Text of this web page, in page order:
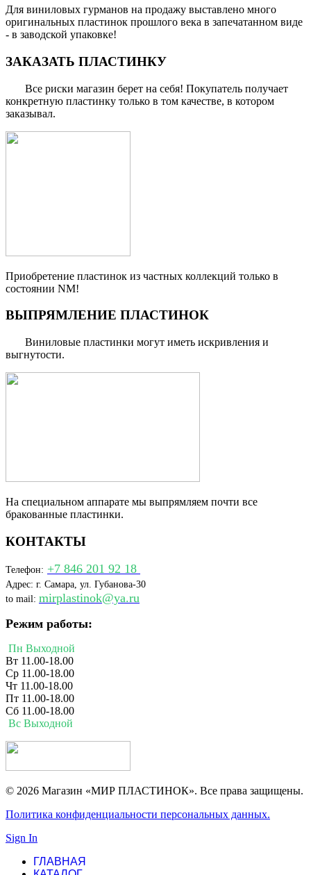
Для виниловых гурманов на продажу выставлено много
оригинальных пластинок прошлого века в запечатанном виде
- в заводской упаковке!
ЗАКАЗАТЬ ПЛАСТИНКУ
Все риски магазин берет на себя! Покупатель получает
конкретную пластинку только в том качестве, в котором
заказывал.
Приобретение пластинок из частных коллекций только в
состоянии NM!
ВЫПРЯМЛЕНИЕ ПЛАСТИНОК
Виниловые пластинки могут иметь искривления и
выгнутости.
На специальном аппарате мы выпрямляем почти все
бракованные пластинки.
КОНТАКТЫ
Телефон: +7 846 201 92 18
Адрес: г. Самара, ул. Губанова-30
to mail: mirplastinok@ya.ru
Режим работы:
Пн Выходной
Вт 11.00-18.00
Ср 11.00-18.00
Чт 11.00-18.00
Пт 11.00-18.00
Сб 11.00-18.00
Вс Выходной
© 2026 Магазин «МИР ПЛАСТИНОК». Все права защищены.
Политика конфиденциальности персональных данных.
Sign In
ГЛАВНАЯ